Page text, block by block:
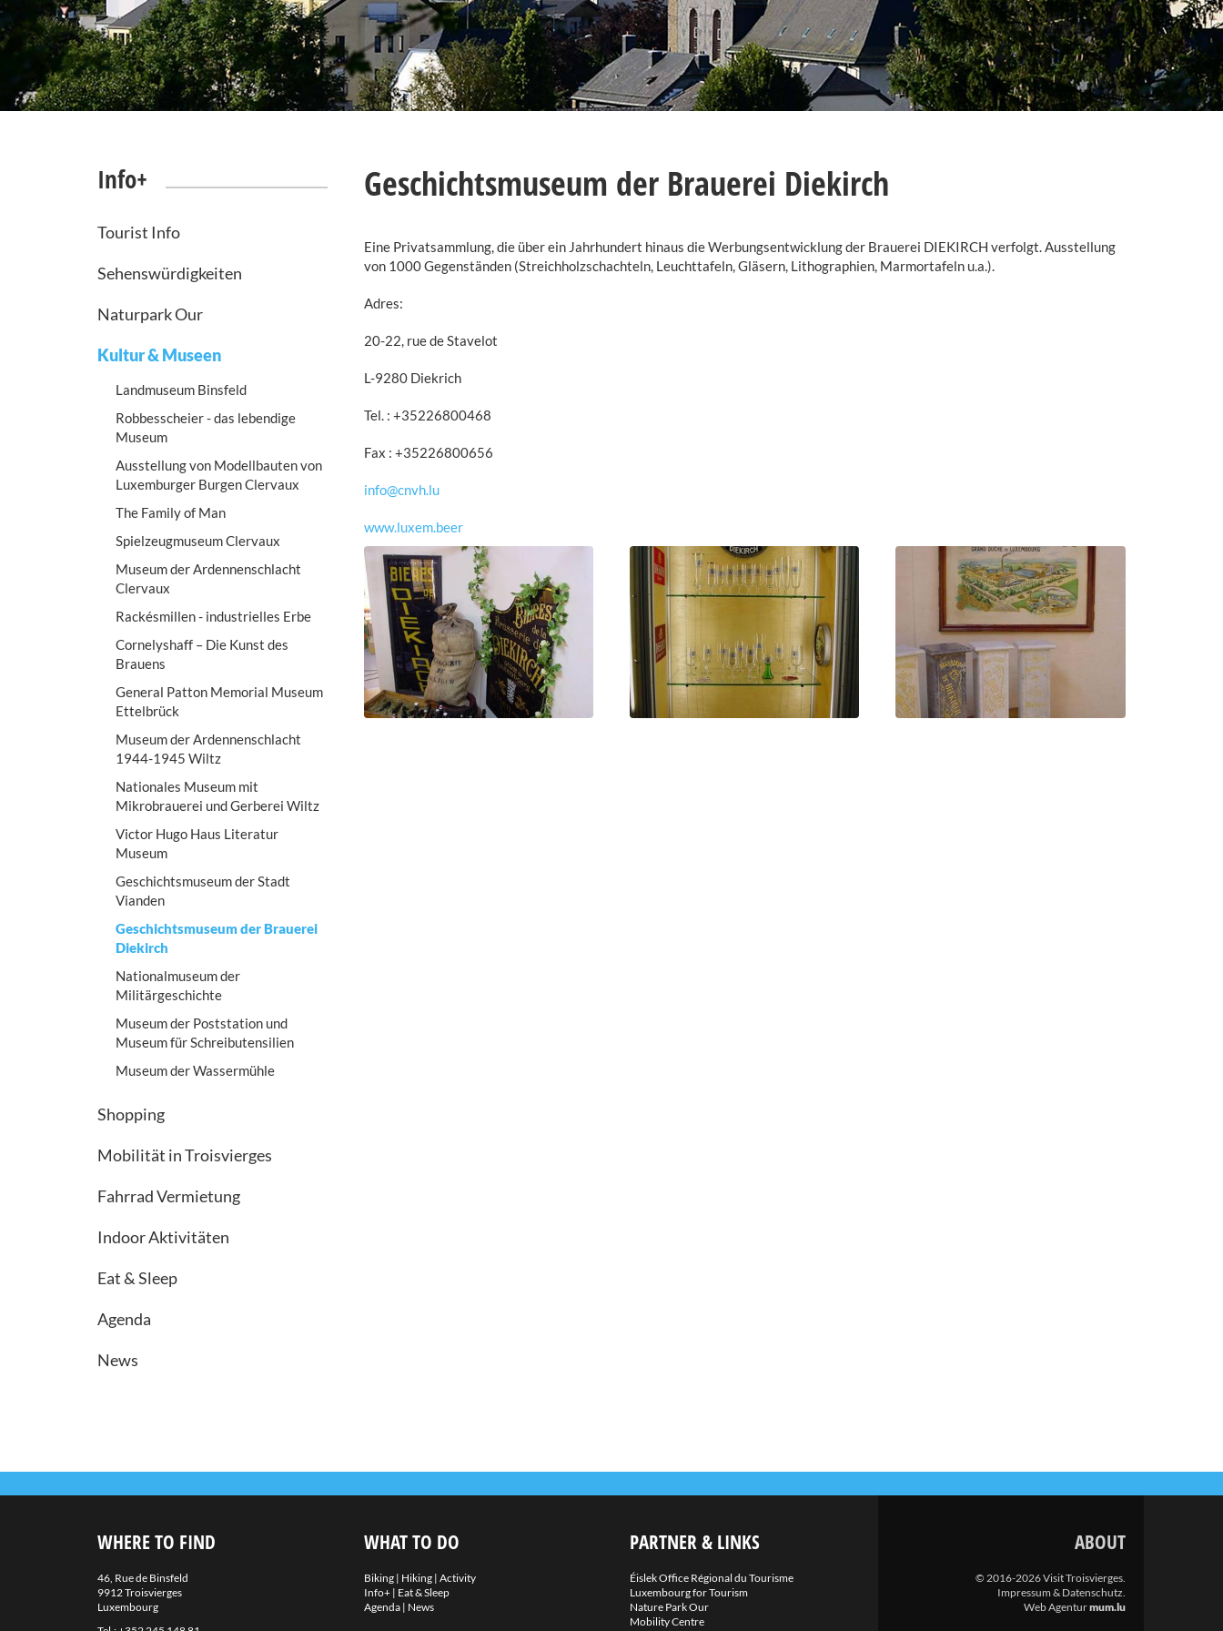
Info+
Tourist Info
Sehenswürdigkeiten
Naturpark Our
Kultur & Museen
Landmuseum Binsfeld
Robbesscheier - das lebendige
Museum
Ausstellung von Modellbauten von
Luxemburger Burgen Clervaux
The Family of Man
Spielzeugmuseum Clervaux
Museum der Ardennenschlacht
Clervaux
Rackésmillen - industrielles Erbe
Cornelyshaff – Die Kunst des
Brauens
General Patton Memorial Museum
Ettelbrück
Museum der Ardennenschlacht
1944-1945 Wiltz
Nationales Museum mit
Mikrobrauerei und Gerberei Wiltz
Victor Hugo Haus Literatur
Museum
Geschichtsmuseum der Stadt
Vianden
Geschichtsmuseum der Brauerei
Diekirch
Nationalmuseum der
Militärgeschichte
Museum der Poststation und
Museum für Schreibutensilien
Museum der Wassermühle
Shopping
Mobilität in Troisvierges
Fahrrad Vermietung
Indoor Aktivitäten
Eat & Sleep
Agenda
News
Geschichtsmuseum der Brauerei Diekirch
Eine Privatsammlung, die über ein Jahrhundert hinaus die Werbungsentwicklung der Brauerei DIEKIRCH verfolgt. Ausstellung
von 1000 Gegenständen (Streichholzschachteln, Leuchttafeln, Gläsern, Lithographien, Marmortafeln u.a.).
Adres:
20-22, rue de Stavelot
L-9280 Diekrich
Tel. : +35226800468
Fax : +35226800656
info@cnvh.lu
www.luxem.beer
WHERE TO FIND
46, Rue de Binsfeld
9912 Troisvierges
Luxembourg
WHAT TO DO
Biking| Hiking| Activity
Info+| Eat & Sleep
Agenda| News
PARTNER & LINKS
Éislek Office Régional du Tourisme
Luxembourg for Tourism
Nature Park Our
Mobility Centre
ABOUT
© 2016-2026 Visit Troisvierges.
Impressum & Datenschutz.
Web Agenturmum.lu